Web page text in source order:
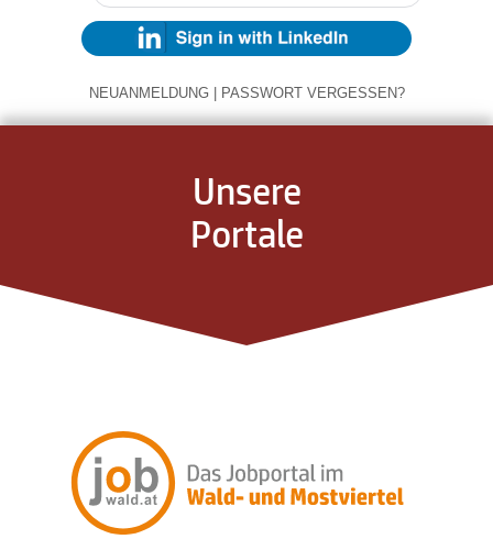
NEUANMELDUNG | PASSWORT VERGESSEN?
Unsere
Portale